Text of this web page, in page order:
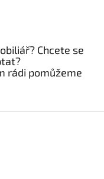
Chcete se
rádi pomůžeme